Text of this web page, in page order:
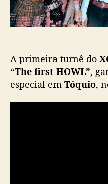
A primeira turnê do
“The first HOWL”,
especial em Tóquio,